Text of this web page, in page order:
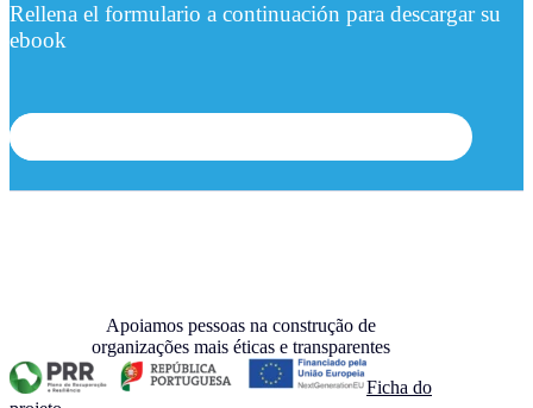
Rellena el formulario a continuación para descargar su
ebook
Apoiamos pessoas na construção de
organizações mais éticas e transparentes
Ficha do